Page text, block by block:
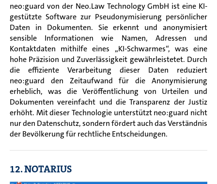
neo:guard von der Neo.Law Technology GmbH ist eine KI-
gestützte Software zur Pseudonymisierung persönlicher
Daten in Dokumenten. Sie erkennt und anonymisiert
sensible Informationen wie Namen, Adressen und
Kontaktdaten mithilfe eines „KI-Schwarmes“, was eine
hohe Präzision und Zuverlässigkeit gewährleistetet. Durch
die effiziente Verarbeitung dieser Daten reduziert
neo:guard den Zeitaufwand für die Anonymisierung
erheblich, was die Veröffentlichung von Urteilen und
Dokumenten vereinfacht und die Transparenz der Justiz
erhöht. Mit dieser Technologie unterstützt neo:guard nicht
nur den Datenschutz, sondern fördert auch das Verständnis
der Bevölkerung für rechtliche Entscheidungen.
12. NOTARIUS